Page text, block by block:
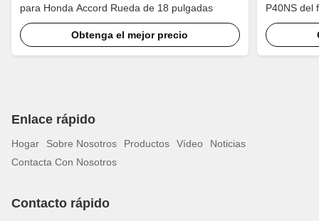
para Honda Accord Rueda de 18 pulgadas
Obtenga el mejor precio
P40NS del
de 4
grande del
Enlace rápido
Hogar Sobre Nosotros Productos Vídeo
Noticias
Contacta Con Nosotros
Contacto rápido